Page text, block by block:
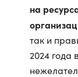
на
так и
2024 года